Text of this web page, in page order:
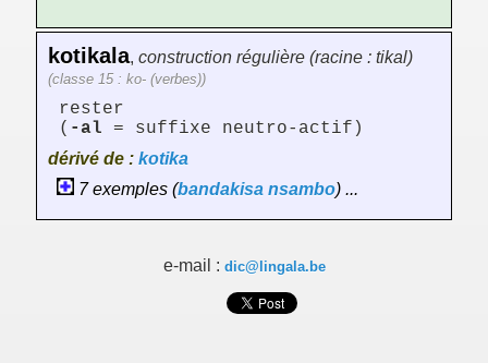
kotikala, construction régulière (racine : tikal)
(classe 15 : ko- (verbes))
rester
( -al = suffixe neutro-actif)
dérivé de : kotika
7 exemples (bandakisa nsambo) ...
e-mail : dic@lingala.be